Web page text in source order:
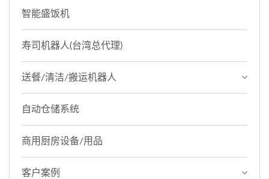
智能盛饭机
寿司机器人(台湾总代理)
送餐/清洁/搬运机器人
自动仓储系统
商用厨房设备/用品
客户案例